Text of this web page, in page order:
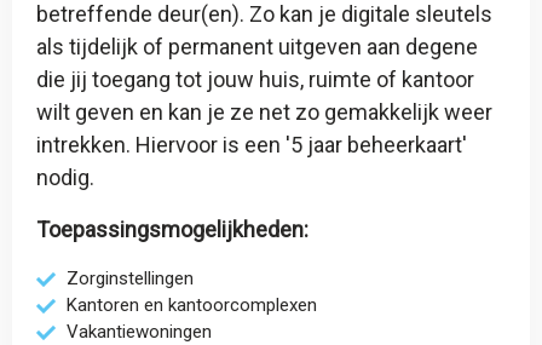
betreffende deur(en). Zo kan je digitale sleutels
als tijdelijk of permanent uitgeven aan degene
die jij toegang tot jouw huis, ruimte of kantoor
wilt geven en kan je ze net zo gemakkelijk weer
intrekken. Hiervoor is een '5 jaar beheerkaart'
nodig.
Toepassingsmogelijkheden:
Zorginstellingen
Kantoren en kantoorcomplexen
Vakantiewoningen